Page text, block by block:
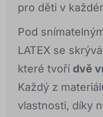
pro děti v
Pod
LATEX se
které tvoří dvě
Každý z
vlastnosti, díky